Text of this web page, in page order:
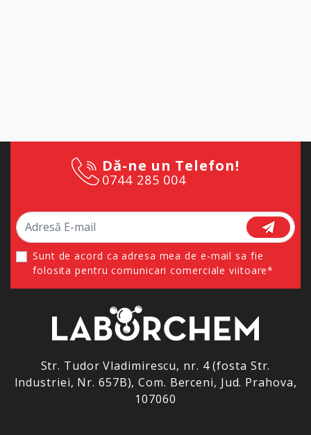
Dă-ne un Telefon!
0744 285 004
Sunt de acord ca adresa mea de e-mail sa fie
folosita pentru comunicari comerciale viitoare*
Str. Tudor Vladimirescu, nr. 4 (fosta Str.
Industriei, Nr. 657B), Com. Berceni, Jud. Prahova,
107060